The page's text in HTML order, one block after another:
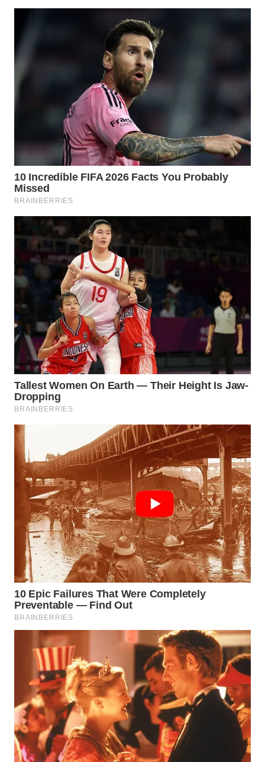
NATUNA
WN
MANDALIKA
WN
LIKUPANG
WN
LABUANBAJO
WN
Wahana
Media
Group
WAHANA
NEWS
WAHANA
ADVOKAT
WAHANA
INFRASTRUKTUR
WAHANA
KONSUMEN
WAHANA
LISTRIK
WAHANA
TRAVEL
WAHANA
TV
WAHANANEWS
ID